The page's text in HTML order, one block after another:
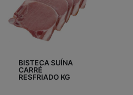
BISTECA SUÍNA
CARRÉ
RESFRIADO KG